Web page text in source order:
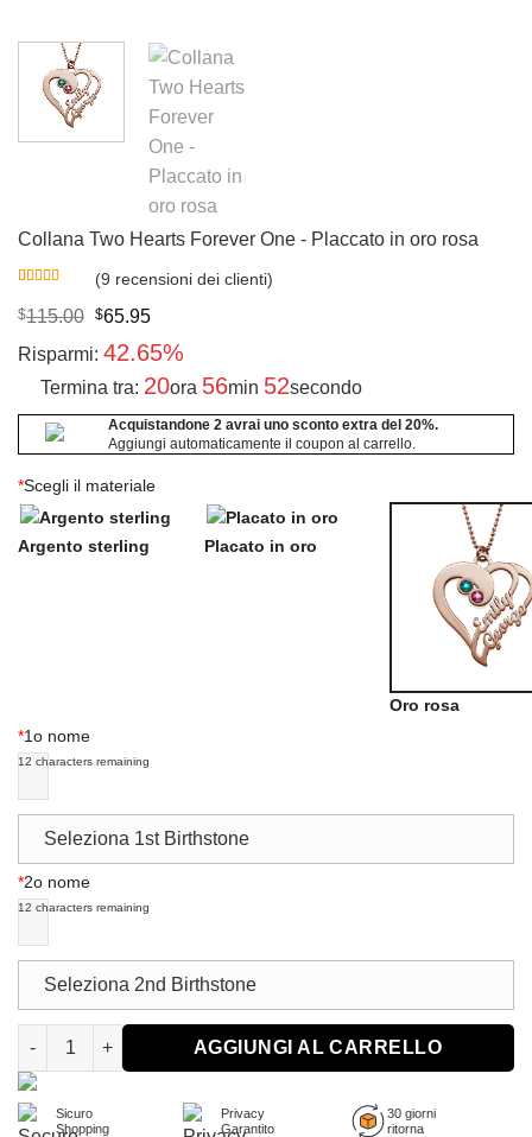
Collana Two Hearts Forever One - Placcato in oro rosa
4.56su 5
su base di
(9 recensioni dei clienti)
$115.00 Original
was:
$65.95Current
is:
Risparmi: 42.65%
Termina tra: 20ora 56min 51secondo
Acquistandone 2 avrai uno sconto extra del 20%.
Aggiungi automaticamente il coupon al carrello.
*Scegli il materiale
Argento sterling Placato in oro
Oro rosa
*1o nome
12 characters remaining
Seleziona 1st Birthstone
*2o nome
12 characters remaining
Seleziona 2nd Birthstone
Two Hearts Forever One Necklace - Rose Gold Plated quantità
AGGIUNGI AL CARRELLO
Sicuro
Shopping
Privacy
Garantito
30 giorni
ritorna